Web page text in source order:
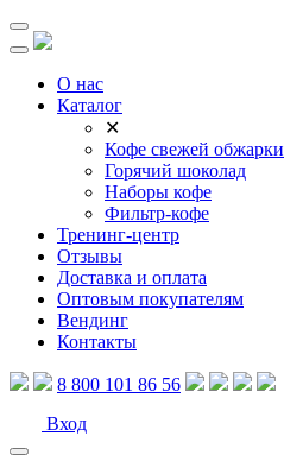
О нас
Каталог
✕
Кофе свежей обжарки
Горячий шоколад
Наборы кофе
Фильтр-кофе
Тренинг-центр
Отзывы
Доставка и оплата
Оптовым покупателям
Вендинг
Контакты
8 800 101 86 56
Вход